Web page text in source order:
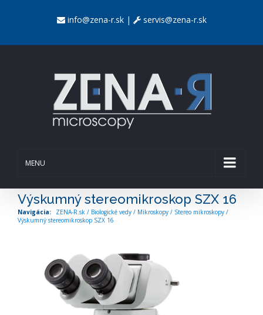
info@zena-r.sk| servis@zena-r.sk
MENU
Výskumný stereomikroskop SZX 16
ZENA-R.sk / Biologické vedy / Mikroskopy / Stereo mikroskopy /
Výskumný stereomikroskop SZX 16